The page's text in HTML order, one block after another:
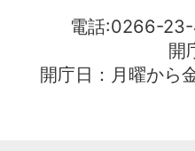
電話:0266-
開
開庁日：月曜から